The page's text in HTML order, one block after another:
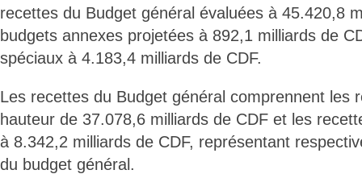
recettes du Budget général évaluées à 45.420,8
budgets annexes projetées à 892,1 milliards de
spéciaux à 4.183,4 milliards de CDF.
Les recettes du Budget général comprennent les
hauteur de 37.078,6 milliards de CDF et les
à 8.342,2 milliards de CDF, représentant
du budget général.